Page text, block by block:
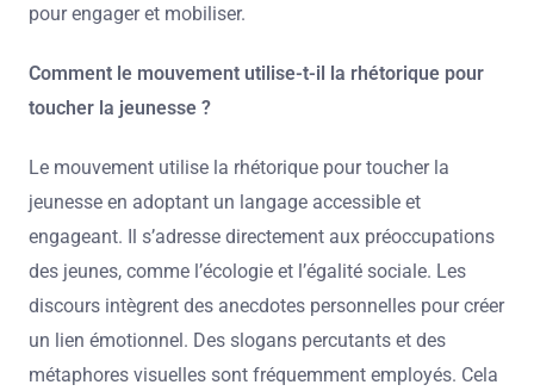
pour engager et mobiliser.
Comment le mouvement utilise-t-il la rhétorique pour
toucher la jeunesse ?
Le mouvement utilise la rhétorique pour toucher la
jeunesse en adoptant un langage accessible et
engageant. Il s’adresse directement aux préoccupations
des jeunes, comme l’écologie et l’égalité sociale. Les
discours intègrent des anecdotes personnelles pour créer
un lien émotionnel. Des slogans percutants et des
métaphores visuelles sont fréquemment employés. Cela